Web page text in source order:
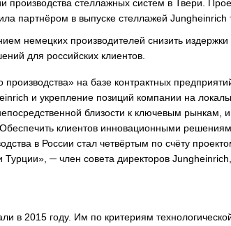
стеллажных систем в Твери.
партнёром в выпуске стеллажей Jungheinrich
немецких производителей снизить издержки
для российских клиентов.
на базе контрактных
и укрепление позиций компании на
близости к ключевым рынкам,
клиентов инновационными
в России стал четвёртым по счёту
─ член совета директоров
в 2015 году. Им по критериям